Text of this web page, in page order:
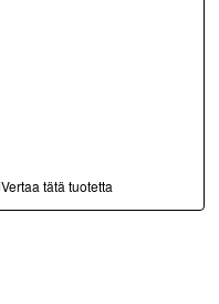
Vertaa tätä tuotetta